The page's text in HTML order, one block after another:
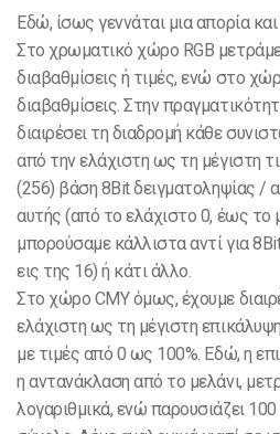
Εδώ, ίσως γεννάται μια απορία
Στο χρωματικό χώρο RGB
διαβαθμίσεις ή τιμές, ενώ στο
διαβαθμίσεις. Στην
διαιρέσει τη διαδρομή κάθε
από την ελάχιστη ως τη μέγιστη
(256) βάση 8Bit δειγματοληψίας /
αυτής (από το ελάχιστο 0, έως το
μπορούσαμε κάλλιστα αντί για
εις της 16) ή κάτι άλλο.
Στο χώρο CMY όμως, έχουμε
ελάχιστη ως τη μέγιστη
με τιμές από 0 ως 100%. Εδώ, η
η αντανάκλαση από το μελάνι,
λογαριθμικά, ενώ παρουσιάζει